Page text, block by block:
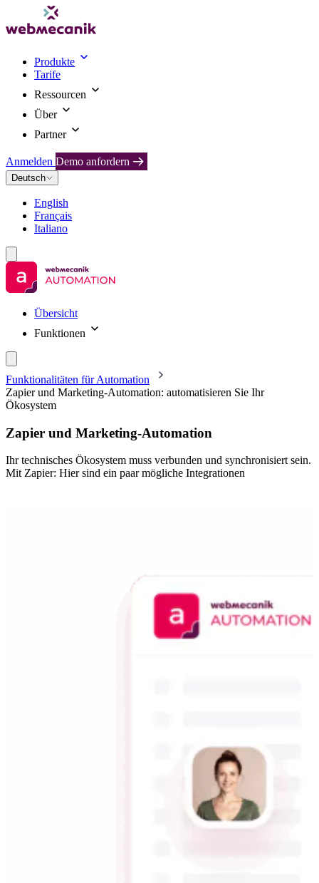
Produkte
Tarife
Ressourcen
Über
Partner
Anmelden Demo anfordern
Deutsch
English
Français
Italiano
Übersicht
Funktionen
Funktionalitäten für Automation
Zapier und Marketing-Automation: automatisieren Sie Ihr
Ökosystem
Zapier und Marketing-Automation
Ihr technisches Ökosystem muss verbunden und synchronisiert sein.
Mit Zapier: Hier sind ein paar mögliche Integrationen